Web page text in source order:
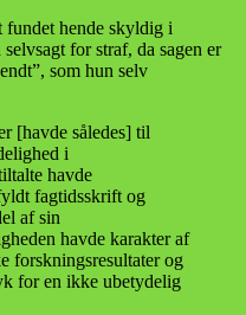
fundet hende skyldig i
for straf, da sagen er
som hun selv
[havde således] til
i
havde
fagtidsskrift og
af sin
havde karakter af
forskningsresultater og
for en ikke ubetydelig